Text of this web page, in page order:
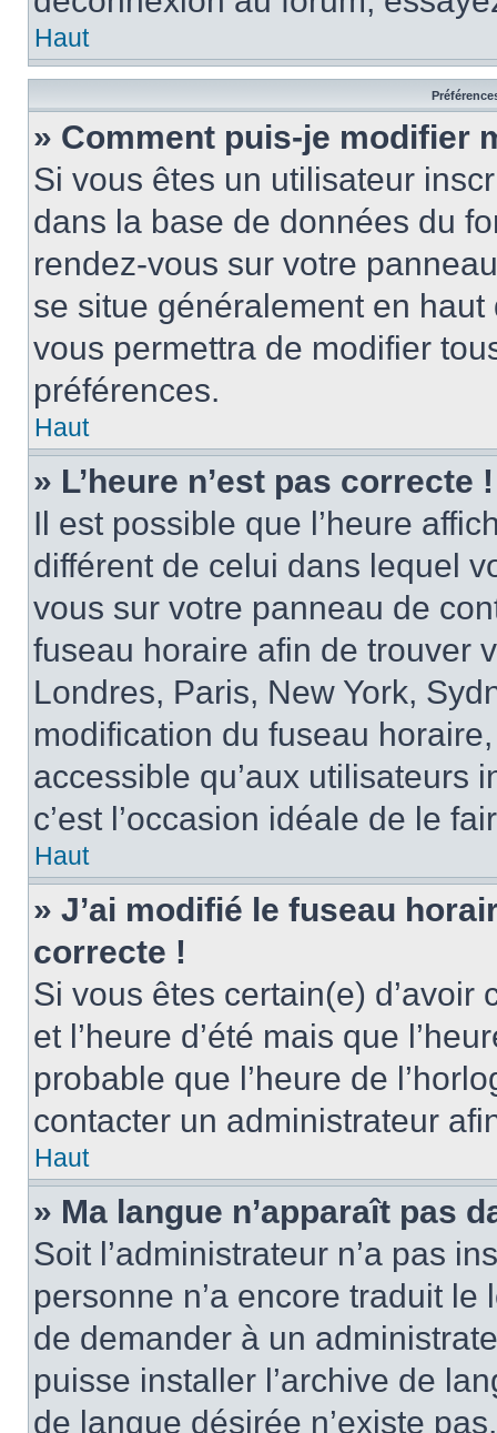
Haut
» Comment puis-je modifier
Si vous êtes un utilisateur
dans la base de données du
rendez-vous sur votre
se situe généralement en
vous permettra de modifier
préférences.
Haut
» L’heure n’est pas correcte !
Il est possible que l’heure
différent de celui dans lequel
vous sur votre panneau de
fuseau horaire afin de trouver
Londres, Paris, New York,
modification du fuseau
accessible qu’aux utilisateurs
c’est l’occasion idéale de le
Haut
» J’ai modifié le fuseau
correcte !
Si vous êtes certain(e)
et l’heure d’été mais que
probable que l’heure de
contacter un administrateur
Haut
» Ma langue n’apparaît pas
Soit l’administrateur n’a pas
personne n’a encore traduit
de demander à un
puisse installer l’archive de
de langue désirée n’existe